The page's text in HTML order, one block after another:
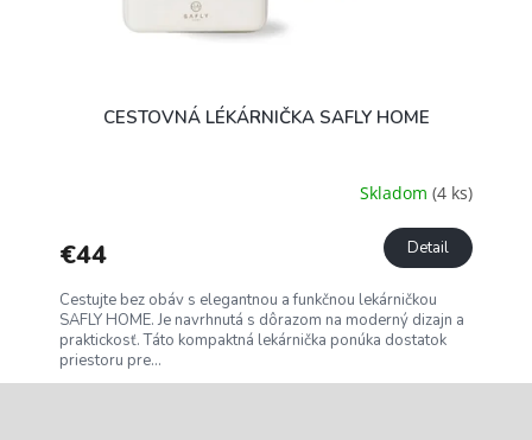
CESTOVNÁ LÉKÁRNIČKA SAFLY HOME
Skladom (4 ks)
€44 Detail
Cestujte bez obáv s elegantnou a funkčnou lekárničkou
SAFLY HOME. Je navrhnutá s dôrazom na moderný dizajn a
praktickosť. Táto kompaktná lekárnička ponúka dostatok
priestoru pre...